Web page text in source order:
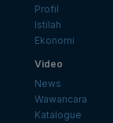
Profil
Istilah
Ekonomi
Video
News
Wawancara
Katalogue